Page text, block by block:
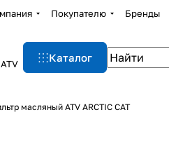
Покупателю Бренды
Каталог
масляный ATV ARCTIC CAT